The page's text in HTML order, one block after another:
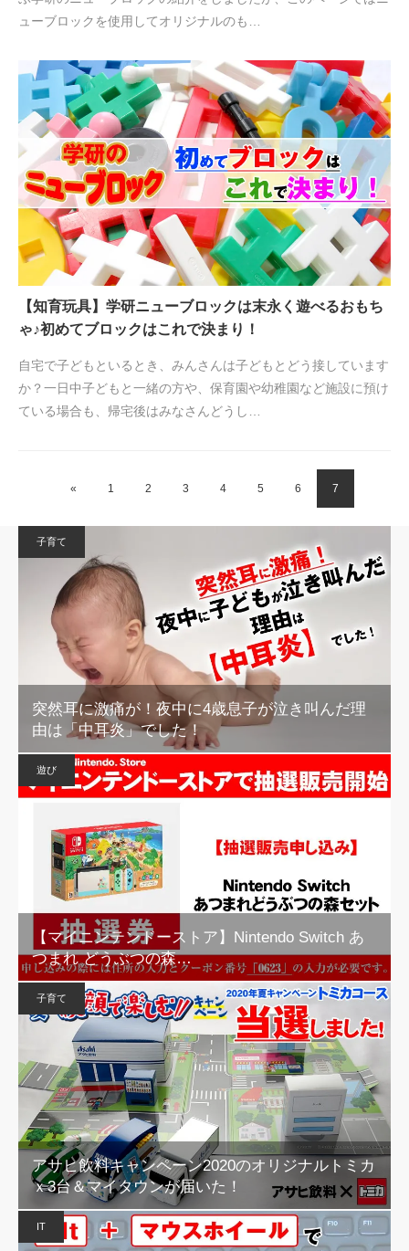
ューブロックを使用してオリジナルのも…
【知育玩具】学研ニューブロックは末永く遊べるおもち
ゃ♪初めてブロックはこれで決まり！
自宅で子どもといるとき、みんさんは子どもとどう接しています
か？一日中子どもと一緒の方や、保育園や幼稚園など施設に預け
ている場合も、帰宅後はみなさんどうし…
« 1 2 3 4 5 6 7
子育て
突然耳に激痛が！夜中に4歳息子が泣き叫んだ理
由は「中耳炎」でした！
遊び
【マイニンテンドーストア】Nintendo Switch あ
つまれ どうぶつの森…
子育て
アサヒ飲料キャンペーン2020のオリジナルトミカ
ｘ3台＆マイタウンが届いた！
IT